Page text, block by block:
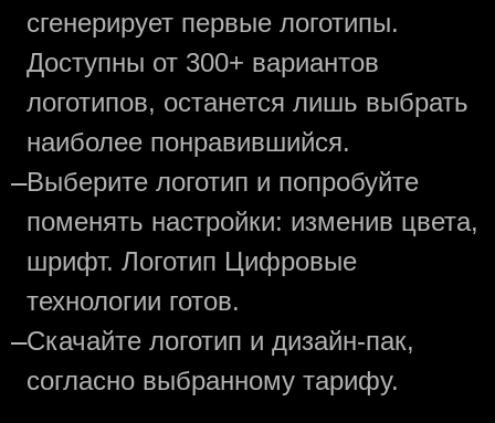
сгенерирует первые логотипы.
Доступны от 300+ вариантов
логотипов, останется лишь выбрать
наиболее понравившийся.
—Выберите логотип и попробуйте
поменять настройки: изменив цвета,
шрифт. Логотип Цифровые
технологии готов.
—Скачайте логотип и дизайн-пак,
согласно выбранному тарифу.